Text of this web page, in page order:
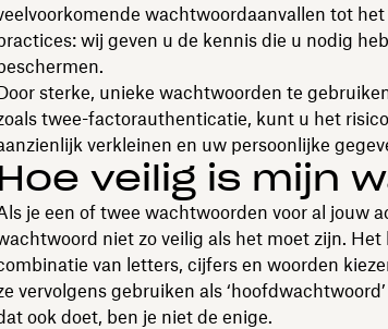
wachtwoordaanvallen tot
wij geven u de kennis die u nodig
sterke, unieke wachtwoorden te
twee-factorauthenticatie, kunt u het
verkleinen en uw persoonlijke
veilig is mijn
je een of twee wachtwoorden voor al jouw
niet zo veilig als het moet zijn.
van letters, cijfers en woorden
vervolgens gebruiken als
ook doet, ben je niet de enige.